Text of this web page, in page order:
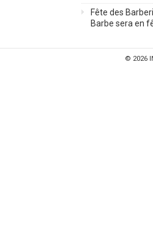
Fête des
Barbe sera en
© 2026